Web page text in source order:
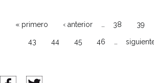
Páginas
« primero ‹ anterior 38 39
43 44 45 46